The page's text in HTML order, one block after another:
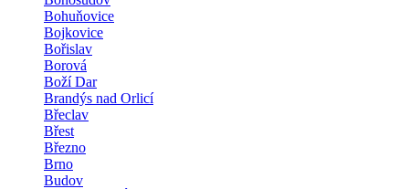
Bohuňovice
Bojkovice
Bořislav
Borová
Boží Dar
Brandýs nad Orlicí
Břeclav
Břest
Březno
Brno
Budov